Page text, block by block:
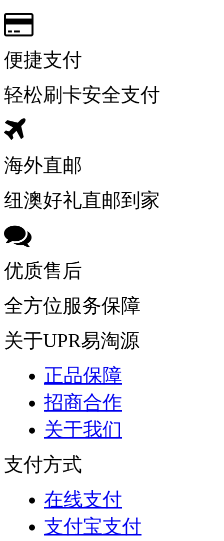
便捷支付
轻松刷卡安全支付
海外直邮
纽澳好礼直邮到家
优质售后
全方位服务保障
关于UPR易淘源
正品保障
招商合作
关于我们
支付方式
在线支付
支付宝支付